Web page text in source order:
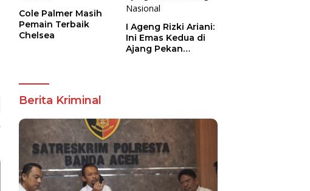
Cole Palmer Masih
Pemain Terbaik
Chelsea
I Ageng Rizki Ariani:
Ini Emas Kedua di
Ajang Pekan
Berita Kriminal